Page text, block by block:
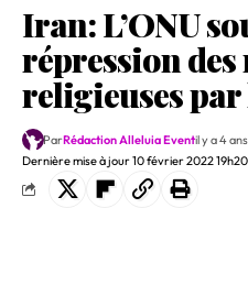
Iran: L’ONU
répression
religieuses
Dernière mise à jour 10 février 2022 19h20
ParRédaction Alleluia Eventil y a 4 ans